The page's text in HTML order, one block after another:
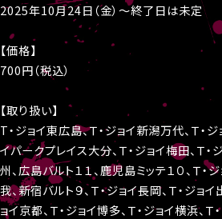
2025年10月24日（金）～終了日は未定
【価格】
700円（税込）
【取り扱い】
T・ジョイ東広島、Ｔ・ジョイ新潟万代、Ｔ・ジ
イパークプレイス大分、Ｔ・ジョイ梅田、Ｔ
州、広島バルト１１、鹿児島ミッテ１０、Ｔ・
我、新宿バルト９、Ｔ・ジョイ長岡、Ｔ・ジョ
ョイ京都、Ｔ・ジョイ博多、Ｔ・ジョイ横浜、Ｔ